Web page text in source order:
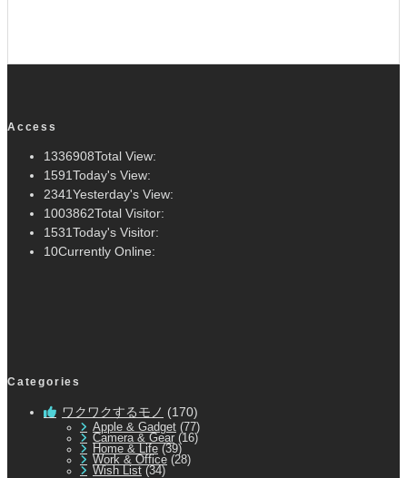
Access
1336908Total View:
1591Today's View:
2341Yesterday's View:
1003862Total Visitor:
1531Today's Visitor:
10Currently Online:
Categories
ワクワクするモノ (170)
Apple & Gadget (77)
Camera & Gear (16)
Home & Life (39)
Work & Office (28)
Wish List (34)